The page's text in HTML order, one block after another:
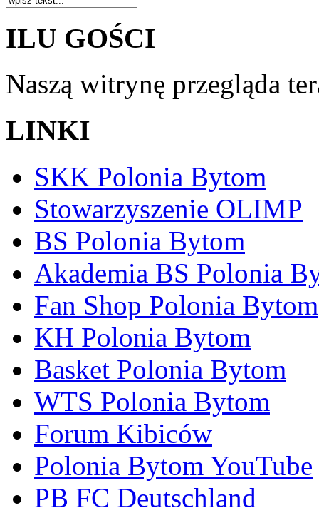
ILU GOŚCI
Naszą witrynę przegląda
LINKI
SKK Polonia Bytom
Stowarzyszenie OLIMP
BS Polonia Bytom
Akademia BS Polonia
Fan Shop Polonia Bytom
KH Polonia Bytom
Basket Polonia Bytom
WTS Polonia Bytom
Forum Kibiców
Polonia Bytom YouTube
PB FC Deutschland